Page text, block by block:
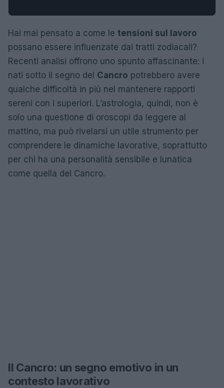
Hai mai pensato a come le tensioni sul lavoro
possano essere influenzate dai tratti zodiacali?
Recenti analisi offrono uno spunto affascinante: i
nati sotto il segno del Cancro potrebbero avere
qualche difficoltà in più nel mantenere rapporti
sereni con i superiori. L’astrologia, quindi, non è
solo una questione di oroscopi da leggere al
mattino, ma può rivelarsi un utile strumento per
comprendere le dinamiche lavorative, soprattutto
per chi ha una personalità sensibile e lunatica
come quella del Cancro.
Il Cancro: un segno emotivo in un
contesto lavorativo